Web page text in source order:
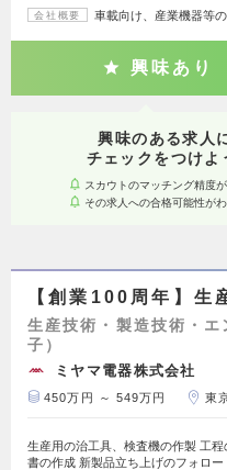
会社概要 車載向け、産業機器等
興味あり
興味のある求人
チェックをつけよ
スカウトのマッチング精度
その求人への合格可能性が
【創業100周年】生
生産技術・製造技術・
子）
ミヤマ電器株式会社
450万円 ～ 549万円 東
生産用の治工具、検査機の作製 工
書の作成 新製品立ち上げのフォロー